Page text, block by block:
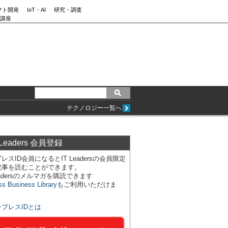
ト開発 IoT・AI
研究・調査
座
テクノロジー一覧へ
会員登録
スID会員になるとIT Leadersの会員限定
を読むことができます。
のメルマガを購読できます
Business Libraryもご利用いただけま
プレスIDとは